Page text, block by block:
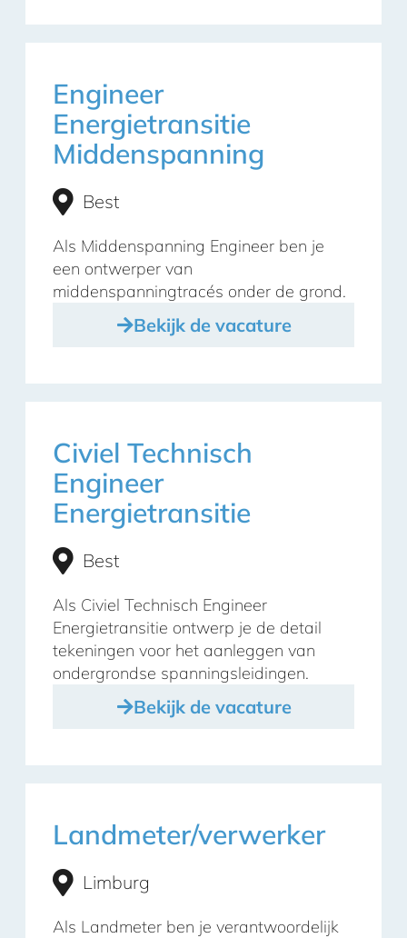
Engineer
Energietransitie
Middenspanning
Best
Als Middenspanning Engineer ben je
een ontwerper van
middenspanningtracés onder de grond.
Bekijk de vacature
Civiel Technisch
Engineer
Energietransitie
Best
Als Civiel Technisch Engineer
Energietransitie ontwerp je de detail
tekeningen voor het aanleggen van
ondergrondse spanningsleidingen.
Bekijk de vacature
Landmeter/verwerker
Limburg
Als Landmeter ben je verantwoordelijk